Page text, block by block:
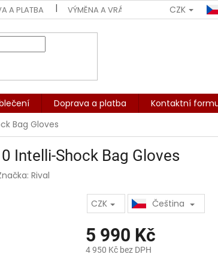
A PLATBA VÝMĚNA A VRÁCENÍ ZBOŽÍ CZK
Doprava a platba Kontaktní
Bag Gloves
Intelli-Shock Bag Gloves
Rival
CZK Čeština
5 990 Kč
4 950 Kč bez DPH